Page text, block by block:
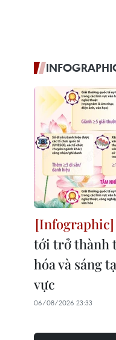
tới trở thành
hóa và sáng
vực
06/08/2026 23:33